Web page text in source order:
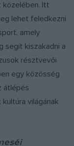
közelében. Itt
lehet feledkezni
amely
segít kiszakadni a
résztvevői
egy közösség
átlépés
világának